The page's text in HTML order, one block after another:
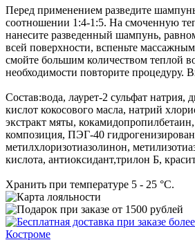
Перед применением разведите
соотношении 1:4-1:5. На смоченную
нанесите разведенный шампунь,
всей поверхности, вспеньте
смойте большим количеством теплой
необходимости повторите процедуру.
Состав:вода, лаурет-2 сульфат
кислот кокосового масла, натрий
экстракт мяты,
композиция, ПЭГ-40
метилхлоризотиазолинон,
кислота, антиоксидант,трилон Б,
Хранить при температуре 5 - 25 °С.